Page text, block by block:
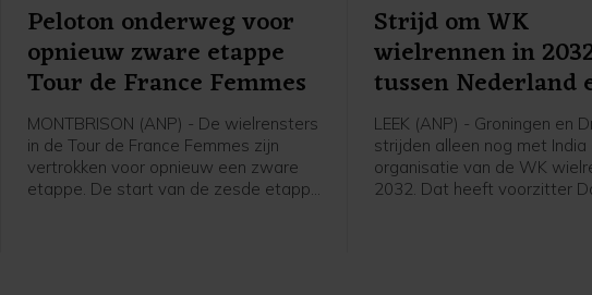
Peloton onderweg voor
opnieuw zware etappe
Tour de France Femmes
MONTBRISON (ANP) - De wielrensters
in de Tour de France Femmes zijn
vertrokken voor opnieuw een zware
etappe. De start van de zesde etappe
Strijd om WK
wielrennen in
tussen Nederland
India
LEEK (ANP) - Groningen en
strijden alleen nog met India
organisatie van de WK
2032. Dat heeft voorzitter